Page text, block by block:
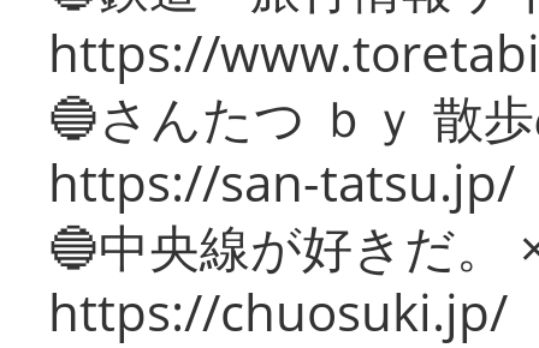
https://
🔵さんたつ ｂｙ 散
https://san-tatsu.jp/
🔵中央線が好きだ。
https://chuosuki.jp/